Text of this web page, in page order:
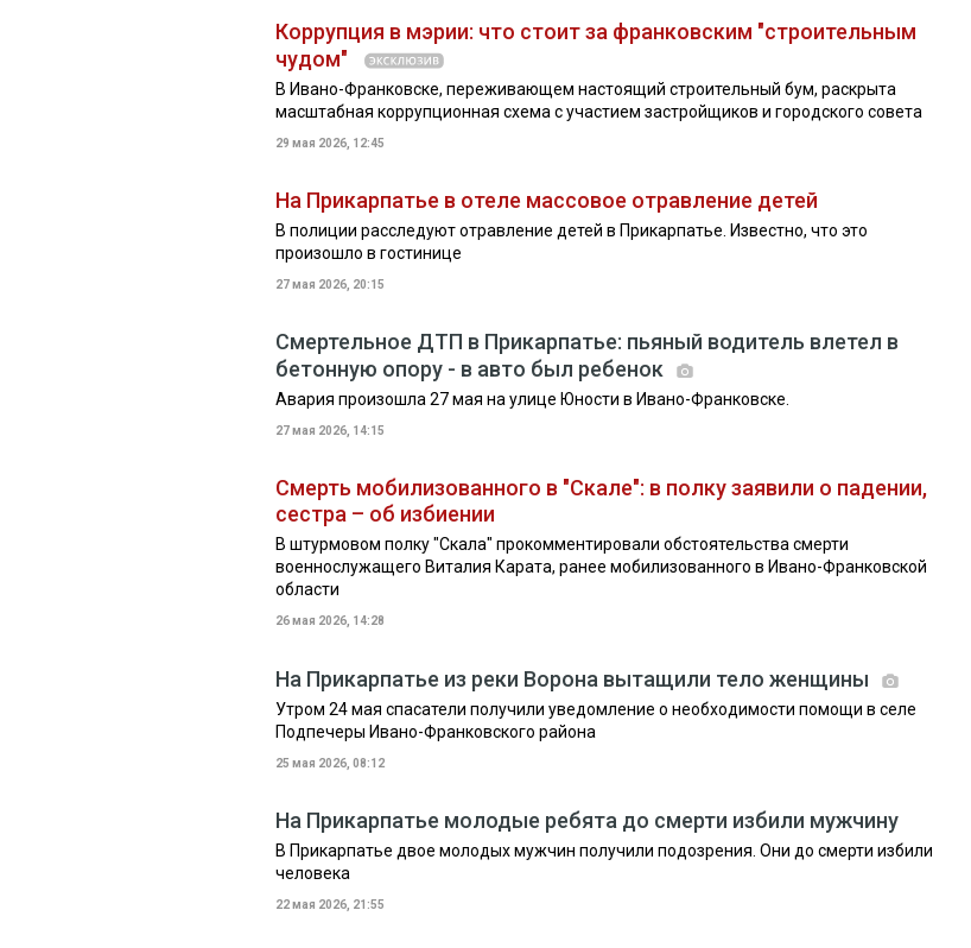
Коррупция в мэрии: что стоит за франковским "строительным
чудом"
В Ивано-Франковске, переживающем настоящий строительный бум, раскрыта
масштабная коррупционная схема с участием застройщиков и городского совета
29 мая 2026, 12:45
На Прикарпатье в отеле массовое отравление детей
В полиции расследуют отравление детей в Прикарпатье. Известно, что это
произошло в гостинице
27 мая 2026, 20:15
Смертельное ДТП в Прикарпатье: пьяный водитель влетел в
бетонную опору - в авто был ребенок
Авария произошла 27 мая на улице Юности в Ивано-Франковске.
27 мая 2026, 14:15
Смерть мобилизованного в "Скале": в полку заявили о падении,
сестра – об избиении
В штурмовом полку "Скала" прокомментировали обстоятельства смерти
военнослужащего Виталия Карата, ранее мобилизованного в Ивано-Франковской
области
26 мая 2026, 14:28
На Прикарпатье из реки Ворона вытащили тело женщины
Утром 24 мая спасатели получили уведомление о необходимости помощи в селе
Подпечеры Ивано-Франковского района
25 мая 2026, 08:12
На Прикарпатье молодые ребята до смерти избили мужчину
В Прикарпатье двое молодых мужчин получили подозрения. Они до смерти избили
человека
22 мая 2026, 21:55